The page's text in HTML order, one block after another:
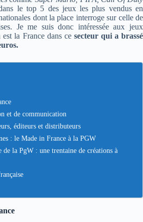
le top 5 des jeux les plus vendus en
dont la place interroge sur celle de
Je me suis donc intéressée aux jeux
la France dans ce secteur qui a brassé
et de communication
éditeurs et distributeurs
: le Made in France à la PGW
la PgW : une trentaine de créations à